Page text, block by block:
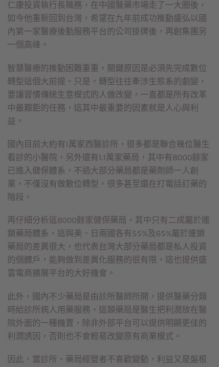
仁康投資執行長職務，在中國醫藥市場走了一大圈後，
如今他重新回到台灣，希望在九年前成功推動盛弘以國
內第一家醫療後勤服務平台的公司掛牌後，再創集團另
一個高峰。
智慧醫療的推動困難重重，關鍵原因是必須先完成數位
轉型這個大前提。只是，轉型往往牽涉生態系的劇變，
要讓習慣傳統生意模式的人做改變，一直都是所有改革
中最艱鉅的任務，這其中最重要的因素就是人心與利
益。
國內目前大約有1萬家西醫診所，很多都是聯合幾位醫生
看診的小醫院，另外還有1.1萬家藥局，其中有8000餘家
已進入健保體系，不過大部分藥局都是藥劑師一人創
業，不僅沒有做數位轉型，很多甚至還在打電話訂藥的
階段。
再仔細分析這8000餘家健保藥局，其中只有二成屬於連
鎖藥局體系，這與美、日兩國各有55%及65%屬於連鎖
藥局的差異很大，也代表台灣大部分藥局都是私人投資
的個體戶，能夠做到差異化服務的很有限，這也提供盛
雲電商擴展平台的大好機會。
此外，國內不少藥局是由診所醫師所開，提供醫藥分類
時給診所病人用藥服務，這類藥局是醫生把利潤放在醫
院外面的一種機置，除非外部平台可以提供明顯更佳的
利潤誘因，否則也不會輕易改變原有商業模式。
因此，當診所、藥局經營者不喜歡變動，利益又是盤根